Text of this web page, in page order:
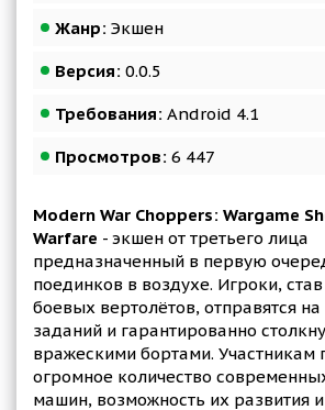
Жанр: Экшен
Версия: 0.0.5
Требования: Android 4.1
Просмотров: 6 447
Modern War Choppers: Wargame
Warfare - экшен от третьего лица
предназначенный в первую
поединков в воздухе. Игроки,
боевых вертолётов, отправятся
заданий и гарантированно
вражескими бортами. Участникам
огромное количество
машин, возможность их развития